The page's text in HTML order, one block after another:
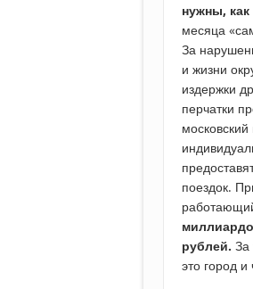
нужны,
месяца
За
и жизни
издержки
перчатки
поездок.
рублей. За
это город